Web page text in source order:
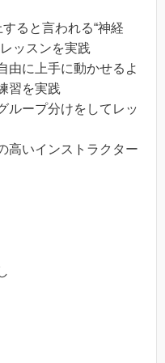
ると言われる“神経
ッスンを実践
由に上手に動かせるよ
習を実践
ループ分けをしてレッ
高いインストラクター